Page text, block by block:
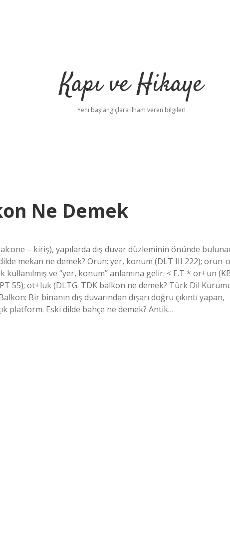
Kapı ve Hikaye
Yeni başlangıçlara ilham veren bilgiler!
Ne Demek
– kiriş), yapılarda dış duvar düzleminin önünde
mekan ne demek? Orun: yer, konum (DLT III 222); orun-
ve “yer, konum” anlamına gelir. < E.T * or+un
55); ot+luk (DLTG. TDK balkon ne demek? Türk Dil
Bir binanın dış duvarından dışarı doğru çıkıntı yapan,
platform. Eski dilde bahçe ne demek? Antik…